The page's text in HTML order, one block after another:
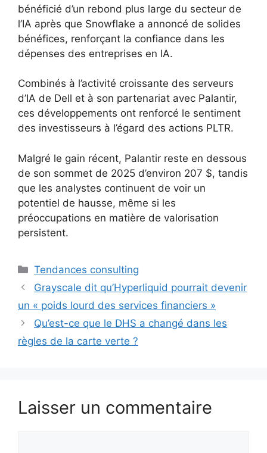
bénéficié d’un rebond plus large du secteur de
l’IA après que Snowflake a annoncé de solides
bénéfices, renforçant la confiance dans les
dépenses des entreprises en IA.
Combinés à l’activité croissante des serveurs
d’IA de Dell et à son partenariat avec Palantir,
ces développements ont renforcé le sentiment
des investisseurs à l’égard des actions PLTR.
Malgré le gain récent, Palantir reste en dessous
de son sommet de 2025 d’environ 207 $, tandis
que les analystes continuent de voir un
potentiel de hausse, même si les
préoccupations en matière de valorisation
persistent.
Catégories
Tendances consulting
Grayscale dit qu’Hyperliquid pourrait devenir
un « poids lourd des services financiers »
Qu’est-ce que le DHS a changé dans les
règles de la carte verte ?
Laisser un commentaire